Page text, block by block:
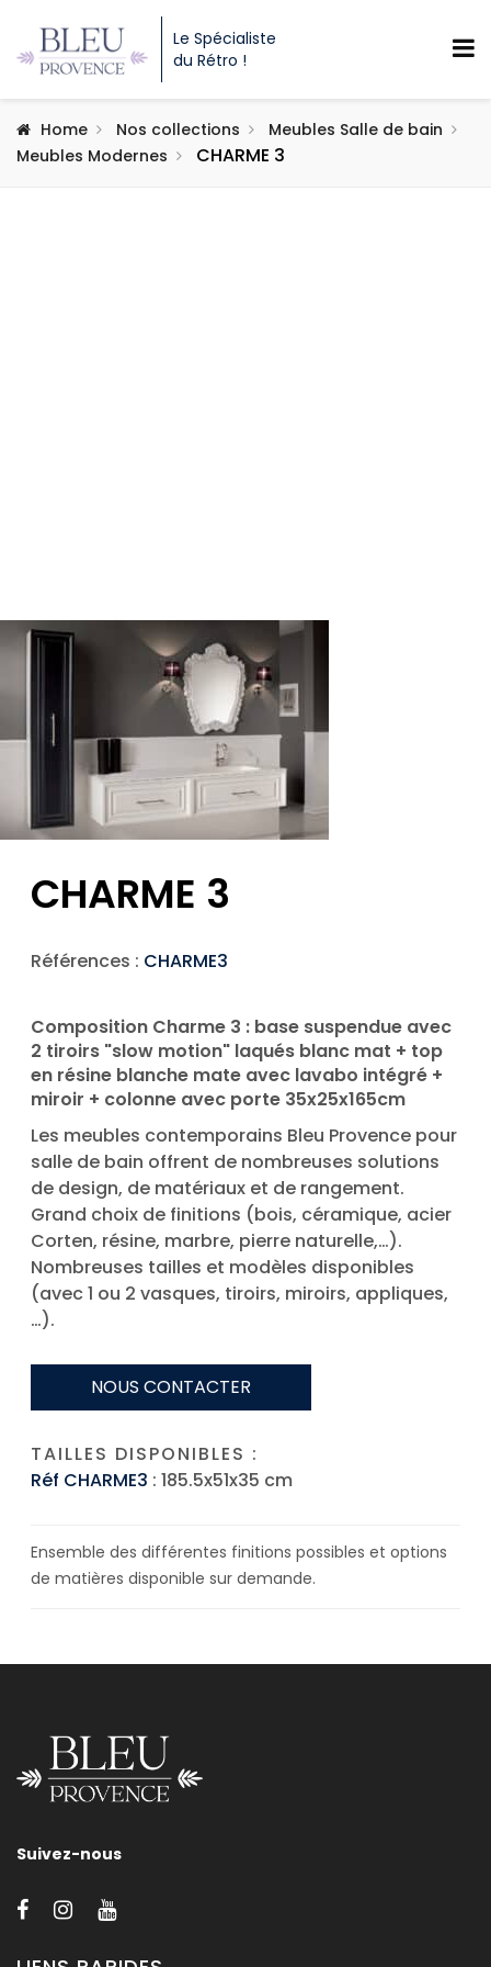
Le Spécialiste
du Rétro !
Home Nos collections
Meubles Salle de bain
Meubles Modernes
CHARME 3
CHARME 3
Références : CHARME3
Composition Charme 3 : base suspendue avec
2 tiroirs "slow motion" laqués blanc mat + top
en résine blanche mate avec lavabo intégré +
miroir + colonne avec porte 35x25x165cm
Les meubles contemporains Bleu Provence pour
salle de bain offrent de nombreuses solutions
de design, de matériaux et de rangement.
Grand choix de finitions (bois, céramique, acier
Corten, résine, marbre, pierre naturelle,…).
Nombreuses tailles et modèles disponibles
(avec 1 ou 2 vasques, tiroirs, miroirs, appliques,
…).
NOUS CONTACTER
TAILLES DISPONIBLES :
Réf CHARME3 : 185.5x51x35 cm
Ensemble des différentes finitions possibles et options
de matières disponible sur demande.
Suivez-nous